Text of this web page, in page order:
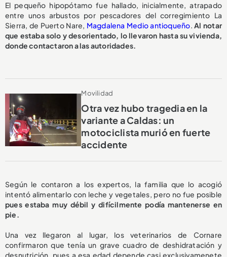
El pequeño hipopótamo fue hallado, inicialmente, atrapado
entre unos arbustos por pescadores del corregimiento La
Sierra, de Puerto Nare, Magdalena Medio antioqueño.Al notar
que estaba solo y desorientado, lo llevaron hasta su vivienda,
donde contactaron a las autoridades.
Movilidad
Otra vez hubo tragedia en la
variante a Caldas: un
motociclista murió en fuerte
accidente
Según le contaron a los expertos, la familia que lo acogió
intentó alimentarlo con leche y vegetales, pero no fue posible
pues estaba muy débil y difícilmente podía mantenerse en
pie.
Una vez llegaron al lugar, los veterinarios de Cornare
confirmaron que tenía un grave cuadro de deshidratación y
desnutrición, pues a esa edad depende casi exclusivamenete